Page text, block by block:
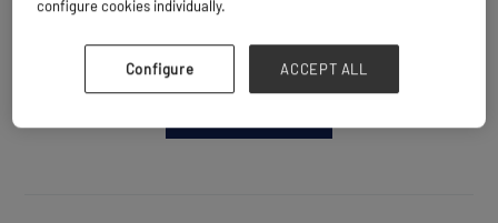
configure cookies individually.
Configure ACCEPT ALL